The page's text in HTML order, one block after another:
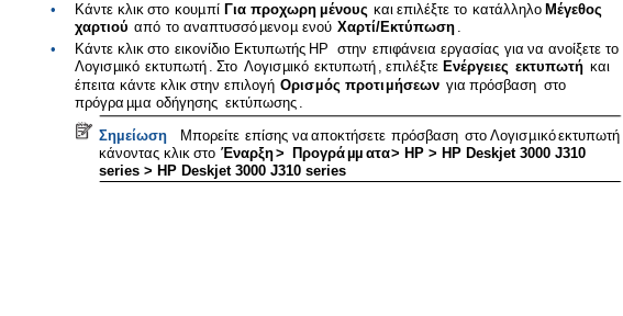
•
Κάντε κλικ στο κουµπί Για προχωρη µένους και επιλέξτε το κατάλληλο Μέγεθος
χαρτιού από το αναπτυσσόµενοµ ενού Χαρτί/Εκτύπωση .
•
Κάντε κλικ στο εικονίδιο Εκτυπωτής HP στην επιφάνεια εργασίας για να ανοίξετε το
Λογισµικό εκτυπωτή . Στο Λογισµικό εκτυπωτή , επιλέξτε Ενέργειες εκτυπωτή και
έπειτα κάντε κλικ στην επιλογή Ορισµός προτιµήσεων για πρόσβαση στο
πρόγρα µµα οδήγησης εκτύπωσης .
Σηµείωση Μπορείτε επίσης να αποκτήσετε πρόσβαση στο Λογισµικόεκτυπωτή
κάνοντας κλικ στο Έναρξη> Προγράµµ ατα> HP > HP Deskjet 3000 J310
series > HP Deskjet 3000 J310 series